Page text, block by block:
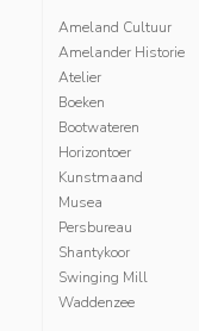
Ameland Cultuur
Amelander Historie
Atelier
Boeken
Bootwateren
Horizontoer
Kunstmaand
Musea
Persbureau
Shantykoor
Swinging Mill
Waddenzee